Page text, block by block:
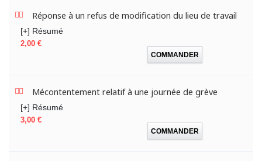
Réponse à un refus de modification du lieu de travail
[+] Résumé
Prix
2,00 €
COMMANDER
Mécontentement relatif à une journée de grève
[+] Résumé
Prix
3,00 €
COMMANDER